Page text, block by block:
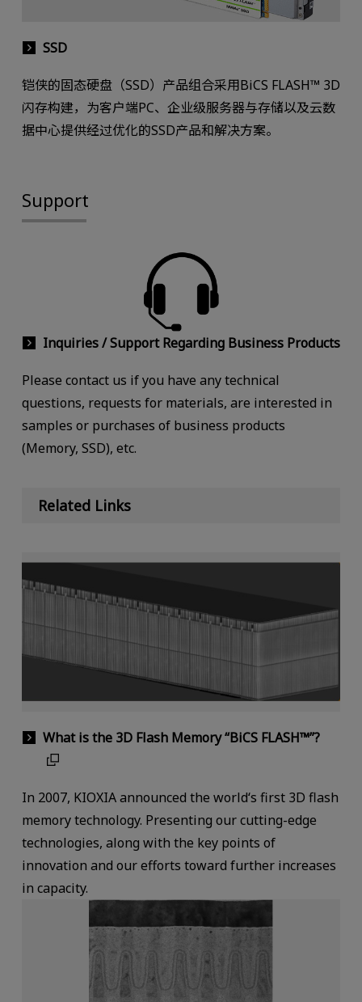
SSD
铠侠的固态硬盘（SSD）产品组合采用BiCS FLASH™ 3D
闪存构建，为客户端PC、企业级服务器与存储以及云数
据中心提供经过优化的SSD产品和解决方案。
Support
Inquiries / Support Regarding Business Products
Please contact us if you have any technical
questions, requests for materials, are interested in
samples or purchases of business products
(Memory, SSD), etc.
Related Links
What is the 3D Flash Memory “BiCS FLASH™”?
In 2007, KIOXIA announced the world‘s first 3D flash
memory technology. Presenting our cutting-edge
technologies, along with the key points of
innovation and our efforts toward further increases
in capacity.